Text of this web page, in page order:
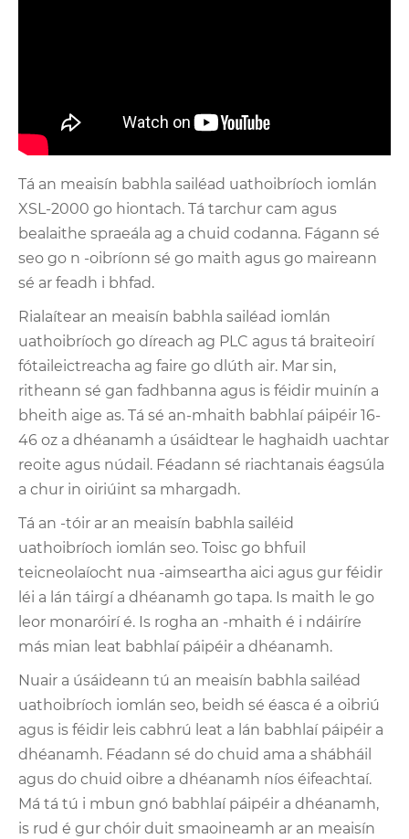
Tá an meaisín babhla sailéad uathoibríoch iomlán
XSL-2000 go hiontach. Tá tarchur cam agus
bealaithe spraeála ag a chuid codanna. Fágann sé
seo go n -oibríonn sé go maith agus go maireann
sé ar feadh i bhfad.
Rialaítear an meaisín babhla sailéad iomlán
uathoibríoch go díreach ag PLC agus tá braiteoirí
fótaileictreacha ag faire go dlúth air. Mar sin,
ritheann sé gan fadhbanna agus is féidir muinín a
bheith aige as. Tá sé an-mhaith babhlaí páipéir 16-
46 oz a dhéanamh a úsáidtear le haghaidh uachtar
reoite agus núdail. Féadann sé riachtanais éagsúla
a chur in oiriúint sa mhargadh.
Tá an -tóir ar an meaisín babhla sailéid
uathoibríoch iomlán seo. Toisc go bhfuil
teicneolaíocht nua -aimseartha aici agus gur féidir
léi a lán táirgí a dhéanamh go tapa. Is maith le go
leor monaróirí é. Is rogha an -mhaith é i ndáiríre
más mian leat babhlaí páipéir a dhéanamh.
Nuair a úsáideann tú an meaisín babhla sailéad
uathoibríoch iomlán seo, beidh sé éasca é a oibriú
agus is féidir leis cabhrú leat a lán babhlaí páipéir a
dhéanamh. Féadann sé do chuid ama a shábháil
agus do chuid oibre a dhéanamh níos éifeachtaí.
Má tá tú i mbun gnó babhlaí páipéir a dhéanamh,
is rud é gur chóir duit smaoineamh ar an meaisín